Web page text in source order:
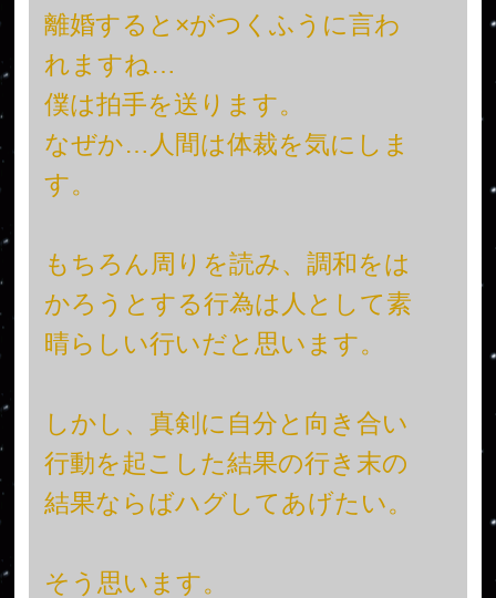
離婚すると×がつくふうに言わ
れますね…
僕は拍手を送ります。
なぜか…人間は体裁を気にしま
す。
もちろん周りを読み、調和をは
かろうとする行為は人として素
晴らしい行いだと思います。
しかし、真剣に自分と向き合い
行動を起こした結果の行き末の
結果ならばハグしてあげたい。
そう思います。